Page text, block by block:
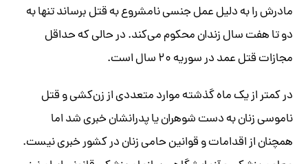
مادرش را به دلیل عمل جنسی نامشروع به قتل برساند تنها به
دو تا هفت سال زندان محکوم می‌کند. در حالی که حداقل
مجازات قتل عمد در سوریه ۲۰ سال است.
در کمتر از یک ماه گذشته موارد متعددی از زن‌کشی و قتل
ناموسی زنان به دست شوهران یا پدرانشان خبری شد اما
همچنان از اقدامات و قوانین حامی زنان در کشور خبری نیست.